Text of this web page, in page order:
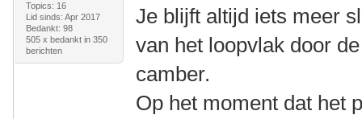
Topics: 16
Lid sinds: Apr 2017
Bedankt: 98
505 x bedankt in 350
berichten
Je blijft altijd iets meer
van het loopvlak door
camber.
Op het moment dat het